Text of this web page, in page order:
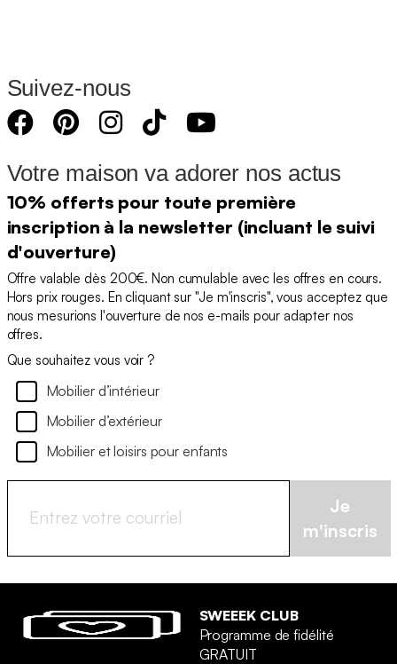
Suivez-nous
Votre maison va adorer nos actus
10% offerts pour toute première
inscription à la newsletter (incluant le suivi
d'ouverture)
Offre valable dès 200€. Non cumulable avec les offres en cours.
Hors prix rouges. En cliquant sur "Je m'inscris", vous acceptez que
nous mesurions l'ouverture de nos e-mails pour adapter nos
offres.
Que souhaitez vous voir ?
Mobilier d’intérieur
Mobilier d’extérieur
Mobilier et loisirs pour enfants
Je
m'inscris
SWEEEK CLUB
Programme de fidélité
GRATUIT